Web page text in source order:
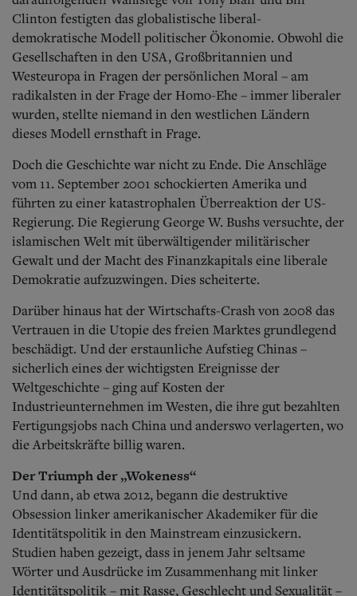
Clinton festigten das globalistische liberal-
demokratische Modell politischer Ökonomie. Obwohl die
Gesellschaften in den USA, Großbritannien und
Westeuropa in Fragen der persönlichen Moral – am
radikalsten in der Frage der Homo-Ehe – immer liberaler
wurden, stellte niemand in den westlichen Ländern
dieses Modell ernsthaft in Frage.
Doch die Geschichte war nicht zu Ende. Die Anschläge
vom 11. September 2001 schockierten Amerika und
führten zu einer katastrophalen Überreaktion der US-
Regierung. Die Regierung George W. Bushs versuchte, der
islamischen Welt mit überwältigender militärischer
Gewalt und der Macht des Finanzkapitals eine liberale
Demokratie aufzuzwingen. Dies scheiterte.
Darüber hinaus hat der Wirtschafts-Crash von 2008 das
Vertrauen in die Utopie des freien Marktes grundlegend
beschädigt. Und der erstaunliche Aufstieg Chinas –
sicherlich eines der wichtigsten Ereignisse der
Weltgeschichte – ging auf Kosten der
Industrieunternehmen im Westen, die ihre gut bezahlten
Fertigungsjobs nach China und anderswo verlagerten, wo
die Arbeitskräfte billig waren.
Der Triumph der „Wokeness“
Und dann, ab etwa 2012, begann die destruktive
Obsession linker amerikanischer Akademiker für die
Identitätspolitik in den Mainstream einzusickern.
Studien haben gezeigt, dass in jenem Jahr seltsame
Wörter und Ausdrücke im Zusammenhang mit linker
Identitätspolitik – mit Rasse, Geschlecht und Sexualität –